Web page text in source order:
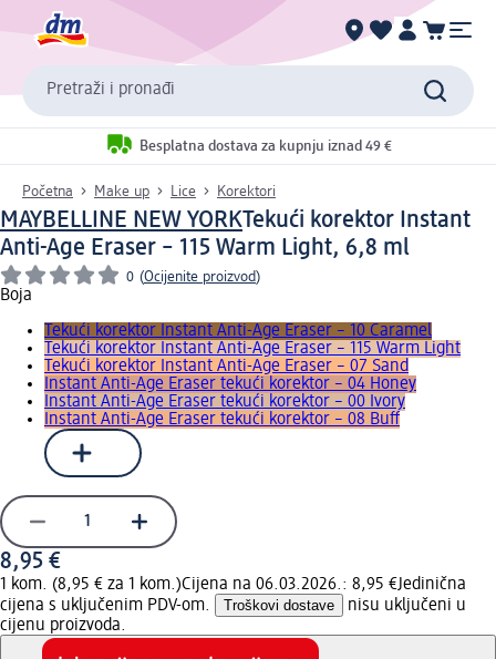
Pretraži i pronađi
Besplatna dostava za kupnju iznad 49 €
Početna Make up Lice Korektori
MAYBELLINE NEW YORKTekući korektor Instant
Anti-Age Eraser – 115 Warm Light, 6,8 ml
0 (Ocijenite proizvod)
Boja
Tekući korektor Instant Anti-Age Eraser – 10 Caramel
Tekući korektor Instant Anti-Age Eraser – 115 Warm Light
Tekući korektor Instant Anti-Age Eraser – 07 Sand
Instant Anti-Age Eraser tekući korektor – 04 Honey
Instant Anti-Age Eraser tekući korektor – 00 Ivory
Instant Anti-Age Eraser tekući korektor – 08 Buff
8,95 €
1 kom. (8,95 € za 1 kom.)Cijena na 06.03.2026.: 8,95 €Jedinična
cijena s uključenim PDV-om.
Troškovi dostave
nisu uključeni u
cijenu proizvoda.